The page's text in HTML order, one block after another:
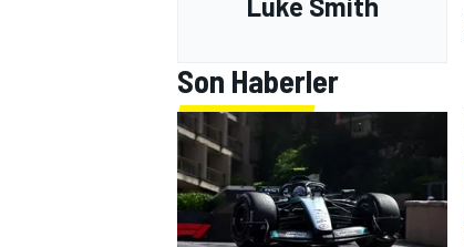
Son Haberler